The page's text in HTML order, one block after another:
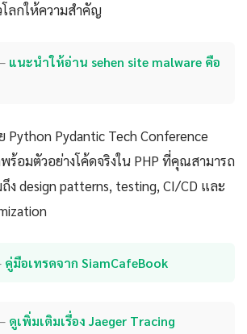
ลกให้ความสำคัญ
แนะนำให้อ่าน sehen site malware คือ
Pydantic Tech Conference
ร้อมตัวอย่างโค้ดจริงใน PHP ที่คุณสามารถ
ง design patterns, testing, CI/CD และ
คู่มือเทรดจาก SiamCafeBook
ดูเพิ่มเติมเรื่อง Jaeger Tracing